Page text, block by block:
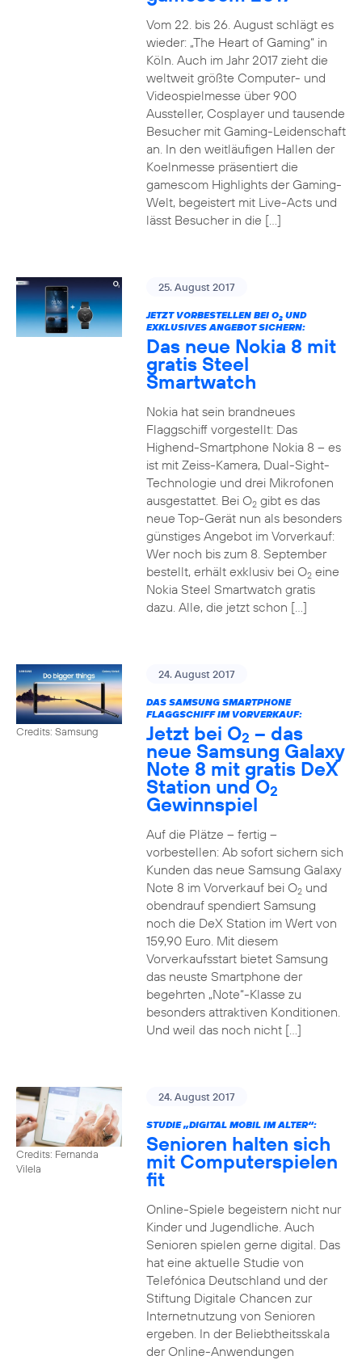
Vom 22. bis 26. August schlägt es
wieder: „The Heart of Gaming“ in
Köln. Auch im Jahr 2017 zieht die
weltweit größte Computer- und
Videospielmesse über 900
Aussteller, Cosplayer und tausende
Besucher mit Gaming-Leidenschaft
an. In den weitläufigen Hallen der
Koelnmesse präsentiert die
gamescom Highlights der Gaming-
Welt, begeistert mit Live-Acts und
lässt Besucher in die […]
25. August 2017
JETZT VORBESTELLEN BEI O2UND
EXKLUSIVES ANGEBOT SICHERN:
Das neue Nokia 8 mit
gratis Steel
Smartwatch
Nokia hat sein brandneues
Flaggschiff vorgestellt: Das
Highend-Smartphone Nokia 8 – es
ist mit Zeiss-Kamera, Dual-Sight-
Technologie und drei Mikrofonen
ausgestattet. Bei O2gibt es das
neue Top-Gerät nun als besonders
günstiges Angebot im Vorverkauf:
Wer noch bis zum 8. September
bestellt, erhält exklusiv bei O2eine
Nokia Steel Smartwatch gratis
dazu. Alle, die jetzt schon […]
Credits: Samsung
24. August 2017
DAS SAMSUNG SMARTPHONE
FLAGGSCHIFF IM VORVERKAUF:
Jetzt bei O2 – das
neue Samsung Galaxy
Note 8 mit gratis DeX
Station und O2
Gewinnspiel
Auf die Plätze – fertig –
vorbestellen: Ab sofort sichern sich
Kunden das neue Samsung Galaxy
Note 8 im Vorverkauf bei O2und
obendrauf spendiert Samsung
noch die DeX Station im Wert von
159,90 Euro. Mit diesem
Vorverkaufsstart bietet Samsung
das neuste Smartphone der
begehrten „Note“-Klasse zu
besonders attraktiven Konditionen.
Und weil das noch nicht […]
Credits: Fernanda
Vilela
24. August 2017
STUDIE „DIGITAL MOBIL IM ALTER“:
Senioren halten sich
mit Computerspielen
fit
Online-Spiele begeistern nicht nur
Kinder und Jugendliche. Auch
Senioren spielen gerne digital. Das
hat eine aktuelle Studie von
Telefónica Deutschland und der
Stiftung Digitale Chancen zur
Internetnutzung von Senioren
ergeben. In der Beliebtheitsskala
der Online-Anwendungen